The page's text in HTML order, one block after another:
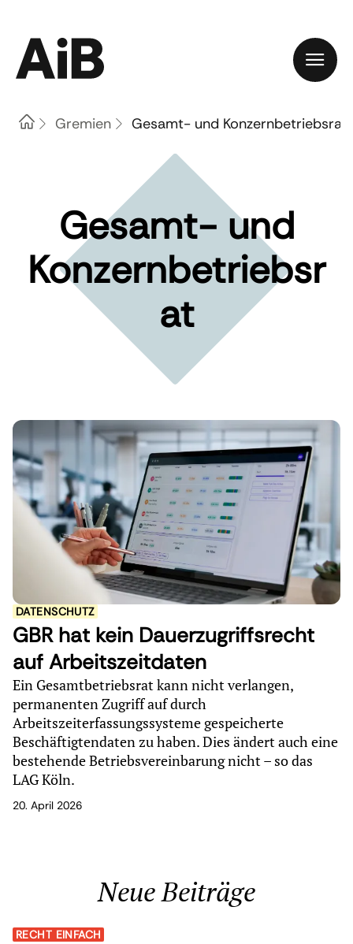
HomeGremien Gesamt- und Konzernbetriebsrat
Gesamt- und
Konzernbetriebsr
at
DATENSCHUTZ
GBR hat kein Dauerzugriffsrecht
auf Arbeitszeitdaten
Ein Gesamtbetriebsrat kann nicht verlangen,
permanenten Zugriff auf durch
Arbeitszeiterfassungssysteme gespeicherte
Beschäftigtendaten zu haben. Dies ändert auch eine
bestehende Betriebsvereinbarung nicht – so das
LAG Köln.
20. April 2026
Neue Beiträge
RECHT EINFACH